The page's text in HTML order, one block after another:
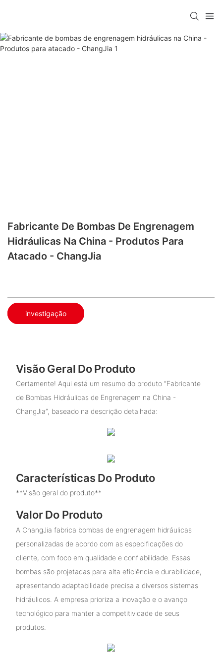
Fabricante De Bombas De Engrenagem
Hidráulicas Na China - Produtos Para
Atacado - ChangJia
investigação
Visão Geral Do Produto
Certamente! Aqui está um resumo do produto “Fabricante
de Bombas Hidráulicas de Engrenagem na China -
ChangJia”, baseado na descrição detalhada:
Características Do Produto
**Visão geral do produto**
Valor Do Produto
A ChangJia fabrica bombas de engrenagem hidráulicas
personalizadas de acordo com as especificações do
cliente, com foco em qualidade e confiabilidade. Essas
bombas são projetadas para alta eficiência e durabilidade,
apresentando adaptabilidade precisa a diversos sistemas
hidráulicos. A empresa prioriza a inovação e o avanço
tecnológico para manter a competitividade de seus
produtos.